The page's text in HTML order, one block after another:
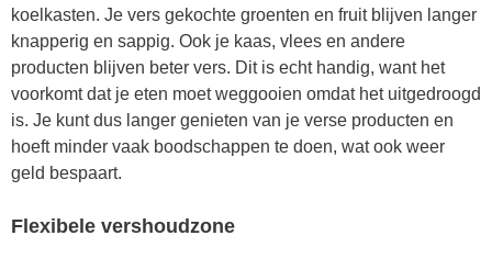
koelkasten. Je vers gekochte groenten en fruit blijven langer
knapperig en sappig. Ook je kaas, vlees en andere
producten blijven beter vers. Dit is echt handig, want het
voorkomt dat je eten moet weggooien omdat het uitgedroogd
is. Je kunt dus langer genieten van je verse producten en
hoeft minder vaak boodschappen te doen, wat ook weer
geld bespaart.
Flexibele vershoudzone